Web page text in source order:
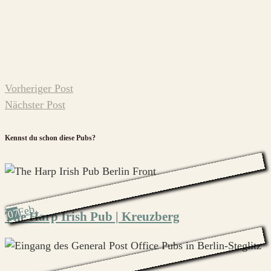
Vorheriger Post
Nächster Post
Kennst du schon diese Pubs?
07Feb.
The Harp Irish Pub | Kreuzberg